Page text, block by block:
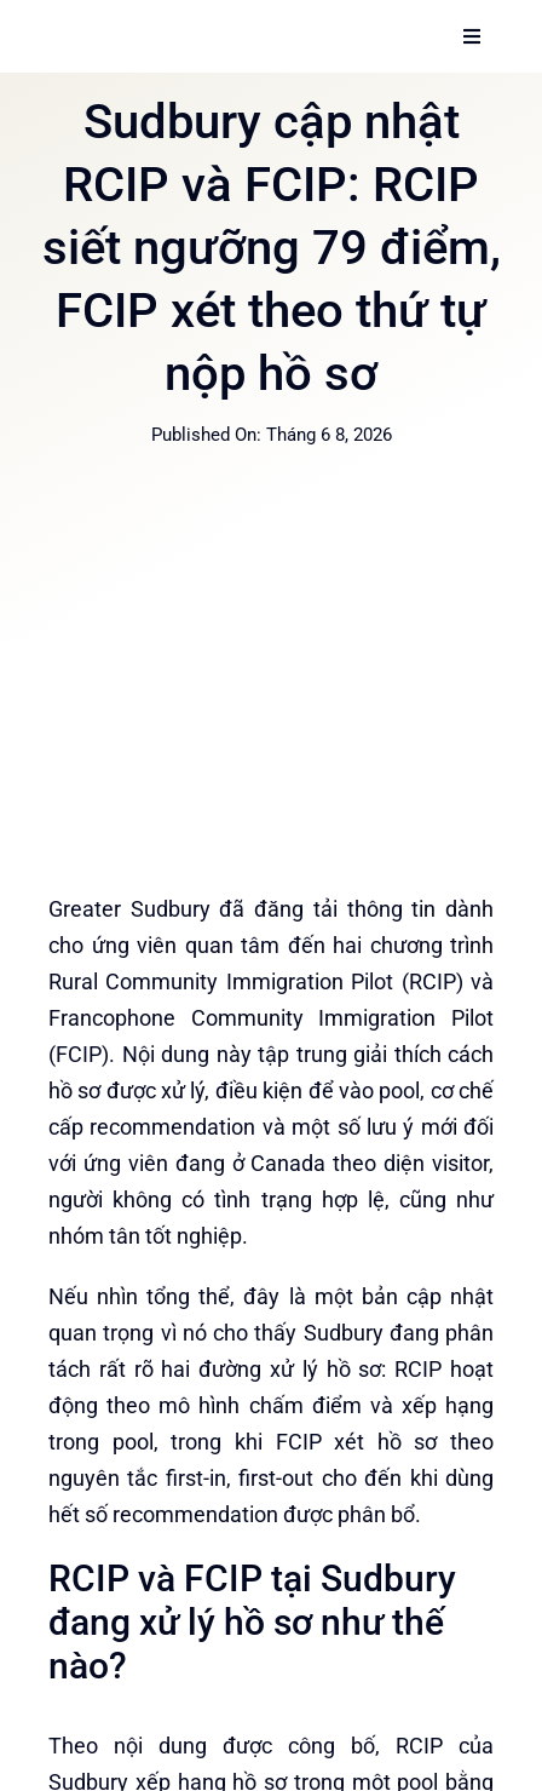
Toggle
Dịch vụ
Về
Thông
Sudbury cập nhật
RCIP và FCIP: RCIP
siết ngưỡng 79 điểm,
FCIP xét theo thứ tự
nộp hồ sơ
Published On: Tháng 6 8, 2026
Greater Sudbury đã đăng tải thông tin dành
cho ứng viên quan tâm đến hai chương trình
Rural Community Immigration Pilot (RCIP) và
Francophone Community Immigration Pilot
(FCIP). Nội dung này tập trung giải thích cách
hồ sơ được xử lý, điều kiện để vào pool, cơ chế
cấp recommendation và một số lưu ý mới đối
với ứng viên đang ở Canada theo diện visitor,
người không có tình trạng hợp lệ, cũng như
nhóm tân tốt nghiệp.
Nếu nhìn tổng thể, đây là một bản cập nhật
quan trọng vì nó cho thấy Sudbury đang phân
tách rất rõ hai đường xử lý hồ sơ: RCIP hoạt
động theo mô hình chấm điểm và xếp hạng
trong pool, trong khi FCIP xét hồ sơ theo
nguyên tắc first-in, first-out cho đến khi dùng
hết số recommendation được phân bổ.
RCIP và FCIP tại Sudbury
đang xử lý hồ sơ như thế
nào?
Theo nội dung được công bố, RCIP của
Sudbury xếp hạng hồ sơ trong một pool bằng